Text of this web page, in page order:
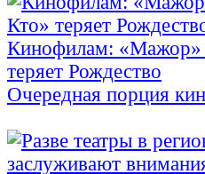
Кинофилам: «Мажор»
теряет Рождество
Очередная порция